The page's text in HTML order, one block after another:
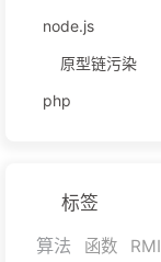
node.js
原型链污染
php
标签
算法
函数 RMI